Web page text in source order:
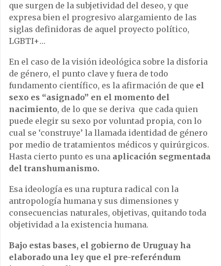
que surgen de la subjetividad del deseo, y que
expresa bien el progresivo alargamiento de las
siglas definidoras de aquel proyecto político,
LGBTI+…
En el caso de la visión ideológica sobre la disforia
de género, el punto clave y fuera de todo
fundamento científico, es la afirmación de que el
sexo es “asignado” en el momento del
nacimiento, de lo que se deriva que cada quien
puede elegir su sexo por voluntad propia, con lo
cual se ‘construye’ la llamada identidad de género
por medio de tratamientos médicos y quirúrgicos.
Hasta cierto punto es una aplicación segmentada
del transhumanismo.
Esa ideología es una ruptura radical con la
antropología humana y sus dimensiones y
consecuencias naturales, objetivas, quitando toda
objetividad a la existencia humana.
Bajo estas bases, el gobierno de Uruguay ha
elaborado una ley que el pre-referéndum